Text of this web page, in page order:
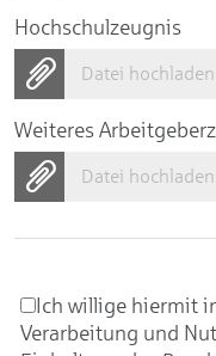
Hochschulzeugnis
Datei hochladen
Weiteres
Datei hochladen
Ich willige hiermit
Verarbeitung und